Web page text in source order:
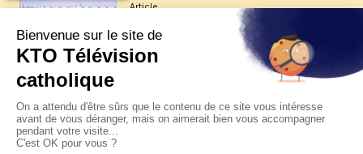
Article
Les reportages d'été 2026 de KTO
La visite pastorale du pape Léon
XIV à Assise à suivre sur KTO le
jeudi 6 août